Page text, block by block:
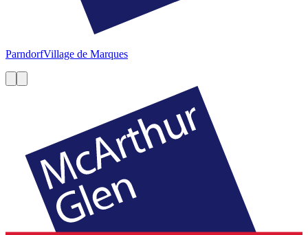
ParndorfVillage de Marques